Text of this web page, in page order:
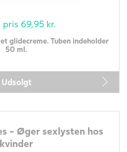
pris 69,95 kr.
glidecreme. Tuben indeholder
50 ml.
Udsolgt
- Øger sexlysten hos
kvinder